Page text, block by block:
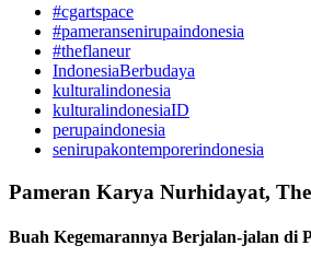
#cgartspace
#pameransenirupaindonesia
#theflaneur
IndonesiaBerbudaya
kulturalindonesia
kulturalindonesiaID
perupaindonesia
senirupakontemporerindonesia
Pameran Karya Nurhidayat,
Buah Kegemarannya Berjalan-jalan di